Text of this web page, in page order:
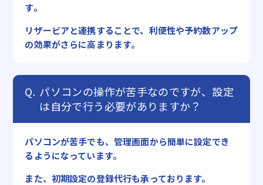
す。
リザービアと連携することで、利便性や予約数アップ
の効果がさらに高まります。
パソコンの操作が苦手なのですが、設定
は自分で行う必要がありますか？
パソコンが苦手でも、管理画面から簡単に設定でき
るようになっています。
また、初期設定の登録代行も承っております。